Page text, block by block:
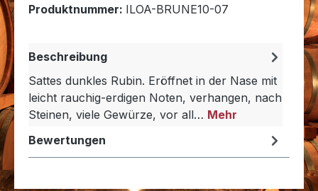
Produktnummer: ILOA-BRUNE10-07
Beschreibung
Sattes dunkles Rubin. Eröffnet in der Nase mit
leicht rauchig-erdigen Noten, verhangen, nach
Steinen, viele Gewürze, vor all… Mehr
Bewertungen